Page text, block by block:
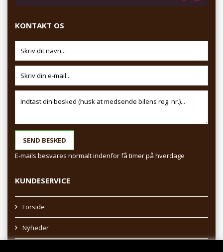
KONTAKT OS
E-mails besvares normalt indenfor få timer på hverdage
KUNDESERVICE
Forside
Nyheder